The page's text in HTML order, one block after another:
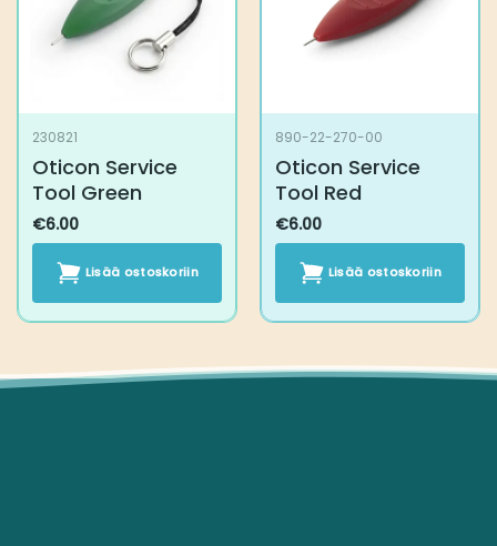
230821
Oticon Service Tool
Green
€6.00
Lisää ostoskoriin
890-22-270-00
Oticon Service Tool
Red
€6.00
Lisää ostoskoriin